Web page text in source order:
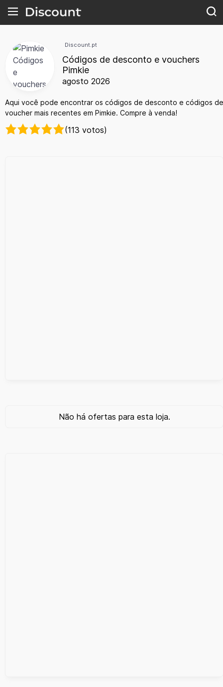
Discount.pt
Códigos de desconto e vouchers
Pimkie
agosto 2026
Aqui você pode encontrar os códigos de desconto e códigos de
voucher mais recentes em Pimkie. Compre à venda!
(113 votos)
Não há ofertas para esta loja.